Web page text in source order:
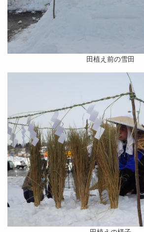
田植え前の雪田